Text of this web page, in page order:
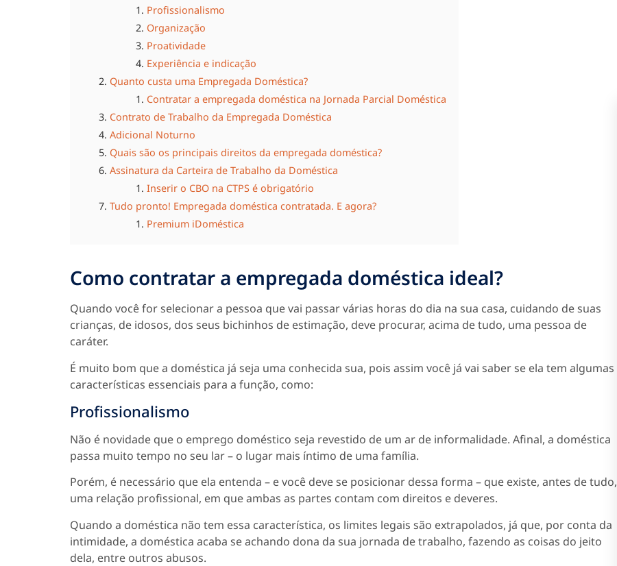
Profissionalismo
Organização
Proatividade
Experiência e indicação
Quanto custa uma Empregada Doméstica?
Contratar a empregada doméstica na Jornada Parcial Doméstica
Contrato de Trabalho da Empregada Doméstica
Adicional Noturno
Quais são os principais direitos da empregada doméstica?
Assinatura da Carteira de Trabalho da Doméstica
Inserir o CBO na CTPS é obrigatório
Tudo pronto! Empregada doméstica contratada. E agora?
Premium iDoméstica
Como contratar a empregada doméstica ideal?
Quando você for selecionar a pessoa que vai passar várias horas do dia na sua casa, cuidando de suas
crianças, de idosos, dos seus bichinhos de estimação, deve procurar, acima de tudo, uma pessoa de
caráter.
É muito bom que a doméstica já seja uma conhecida sua, pois assim você já vai saber se ela tem algumas
características essenciais para a função, como:
Profissionalismo
Não é novidade que o emprego doméstico seja revestido de um ar de informalidade. Afinal, a doméstica
passa muito tempo no seu lar – o lugar mais íntimo de uma família.
Porém, é necessário que ela entenda – e você deve se posicionar dessa forma – que existe, antes de tudo,
uma relação profissional, em que ambas as partes contam com direitos e deveres.
Quando a doméstica não tem essa característica, os limites legais são extrapolados, já que, por conta da
intimidade, a doméstica acaba se achando dona da sua jornada de trabalho, fazendo as coisas do jeito
dela, entre outros abusos.